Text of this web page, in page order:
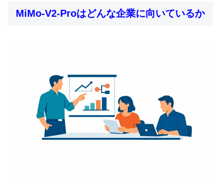
MiMo-V2-Proはどんな企業に向いているか